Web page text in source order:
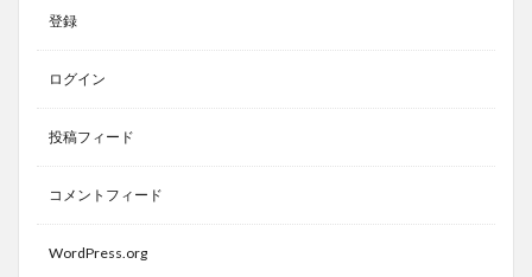
登録
ログイン
投稿フィード
コメントフィード
WordPress.org